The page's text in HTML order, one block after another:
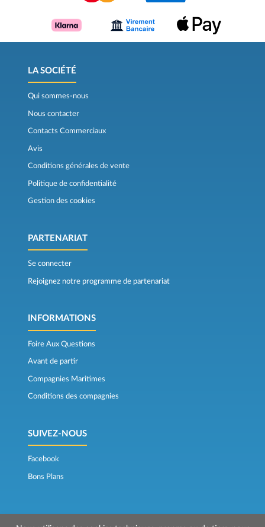
LA SOCIÉTÉ
Qui sommes-nous
Nous contacter
Contacts Commerciaux
Avis
Conditions générales de vente
Politique de confidentialité
Gestion des cookies
PARTENARIAT
Se connecter
Rejoignez notre programme de partenariat
INFORMATIONS
Foire Aux Questions
Avant de partir
Compagnies Maritimes
Conditions des compagnies
SUIVEZ-NOUS
Facebook
Bons Plans